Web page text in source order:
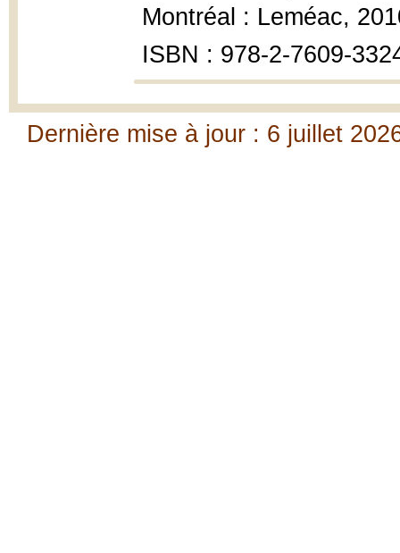
Montréal : Leméac,
ISBN : 978-2-7609-
Dernière mise à jour : 6 juillet